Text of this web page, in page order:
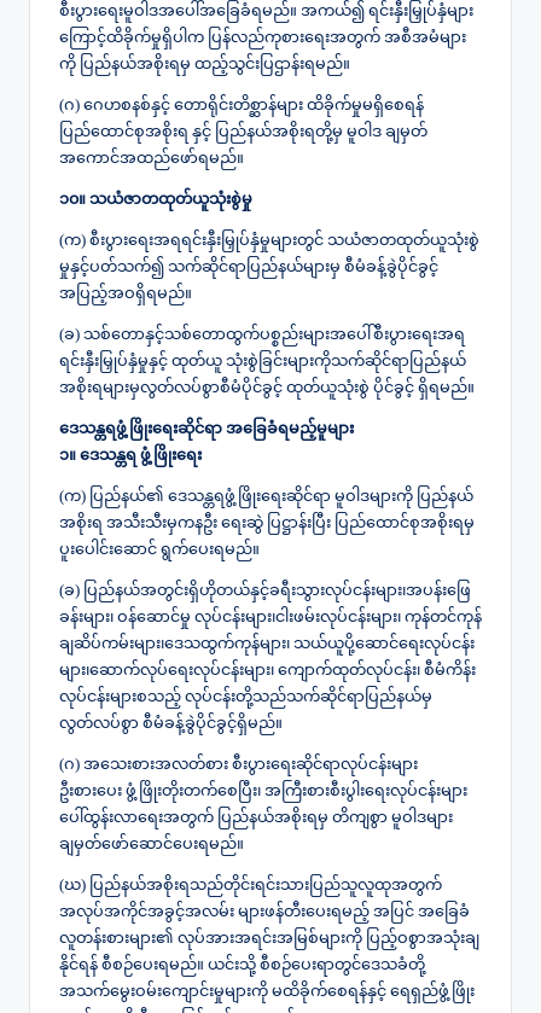
စီးပွားရေးမူဝါဒအပေါ်အခြေခံရမည်။ အကယ်၍ ရင်းနှီးမြှုပ်နှံများ
ကြောင့်ထိခိုက်မှုရှိပါက ပြန်လည်ကုစားရေးအတွက် အစီအမံများ
ကို ပြည်နယ်အစိုးရမှ ထည့်သွင်းပြဌာန်းရမည်။
(ဂ) ဂေဟစနစ်နှင့် တောရိုင်းတိစ္ဆာန်များ ထိခိုက်မှုမရှိစေရန်
ပြည်ထောင်စုအစိုးရ နှင့် ပြည်နယ်အစိုးရတို့မှ မူဝါဒ ချမှတ်
အကောင်အထည်ဖော်ရမည်။
၁၀။ သယံဇာတထုတ်ယူသုံးစွဲမှု
(က) စီးပွားရေးအရရင်းနှီးမြှုပ်နှံမှုများတွင် သယံဇာတထုတ်ယူသုံးစွဲ
မှုနှင့်ပတ်သက်၍ သက်ဆိုင်ရာပြည်နယ်များမှ စီမံခန့်ခွဲပိုင်ခွင့်
အပြည့်အဝရှိရမည်။
(ခ) သစ်တောနှင့်သစ်တောထွက်ပစ္စည်းများအပေါ်စီးပွားရေးအရ
ရင်းနှီးမြှုပ်နှံမှုနှင့် ထုတ်ယူ သုံးစွဲခြင်းများကိုသက်ဆိုင်ရာပြည်နယ်
အစိုးရများမှလွတ်လပ်စွာစီမံပိုင်ခွင့် ထုတ်ယူသုံးစွဲ ပိုင်ခွင့် ရှိရမည်။
ဒေသန္တရဖွံ့ဖြိုးရေးဆိုင်ရာ အခြေခံရမည့်မူများ
၁။ ဒေသန္တရ ဖွံ့ဖြိုးရေး
(က) ပြည်နယ်၏ ဒေသန္တရဖွံ့ဖြိုးရေးဆိုင်ရာ မူဝါဒများကို ပြည်နယ်
အစိုးရ အသီးသီးမှကနဦး ရေးဆွဲ ပြဋ္ဌာန်းပြီး ပြည်ထောင်စုအစိုးရမှ
ပူးပေါင်းဆောင် ရွက်ပေးရမည်။
(ခ) ပြည်နယ်အတွင်းရှိဟိုတယ်နှင့်ခရီးသွားလုပ်ငန်းများ၊အပန်းဖြေ
ခန်းများ၊ ဝန်ဆောင်မှု လုပ်ငန်းများ၊ငါးဖမ်းလုပ်ငန်းများ၊ ကုန်တင်ကုန်
ချဆိပ်ကမ်းများ၊ဒေသထွက်ကုန်များ၊ သယ်ယူပို့ဆောင်ရေးလုပ်ငန်း
များ၊ဆောက်လုပ်ရေးလုပ်ငန်းများ၊ ကျောက်ထုတ်လုပ်ငန်း၊ စီမံကိန်း
လုပ်ငန်းများစသည့် လုပ်ငန်းတို့သည်သက်ဆိုင်ရာပြည်နယ်မှ
လွတ်လပ်စွာ စီမံခန့်ခွဲပိုင်ခွင့်ရှိမည်။
(ဂ) အသေးစားအလတ်စား စီးပွားရေးဆိုင်ရာလုပ်ငန်းများ
ဦးစားပေး ဖွံ့ဖြိုးတိုးတက်စေပြီး၊ အကြီးစားစီးပွါးရေးလုပ်ငန်းများ
ပေါ်ထွန်းလာရေးအတွက် ပြည်နယ်အစိုးရမှ တိကျစွာ မူဝါဒများ
ချမှတ်ဖော်ဆောင်ပေးရမည်။
(ဃ) ပြည်နယ်အစိုးရသည်တိုင်းရင်းသားပြည်သူလူထုအတွက်
အလုပ်အကိုင်အခွင့်အလမ်း များဖန်တီးပေးရမည့် အပြင် အခြေခံ
လူတန်းစားများ၏ လုပ်အားအရင်းအမြစ်များကို ပြည့်ဝစွာအသုံးချ
နိုင်ရန် စီစဉ်ပေးရမည်။ ယင်းသို့ စီစဉ်ပေးရာတွင်ဒေသခံတို့
အသက်မွေးဝမ်းကျောင်းမှုများကို မထိခိုက်စေရန်နှင့် ရေရှည်ဖွံ့ဖြိုး